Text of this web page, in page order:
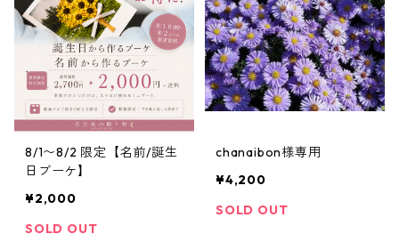
8/1〜8/2 限定【名前/誕生
日ブーケ】
¥2,000
SOLD OUT
chanaibon様専用
¥4,200
SOLD OUT